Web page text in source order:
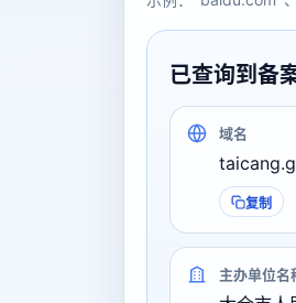
已查询到备
域名
复制
主办单位名